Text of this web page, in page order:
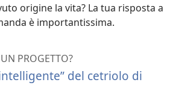
origine la vita? La tua risposta a
è importantissima.
PROGETTO?
del cetriolo di